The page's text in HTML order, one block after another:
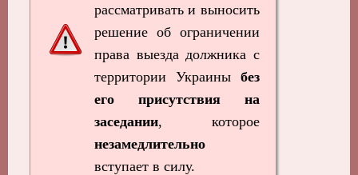
рассматривать и выносить
решение об ограничении
права выезда должника с
территории Украины без
его присутствия на
заседании, которое
незамедлительно
вступает в силу.